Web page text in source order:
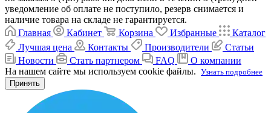
уведомление об оплате не поступило, резерв снимается и
наличие товара на складе не гарантируется.
Главная
Кабинет Корзина Избранные
Каталог
Лучшая цена
Контакты Производители
Статьи
Новости
Стать партнером FAQ
О компании
На нашем сайте мы используем cookie файлы. Узнать подробнее
Принять